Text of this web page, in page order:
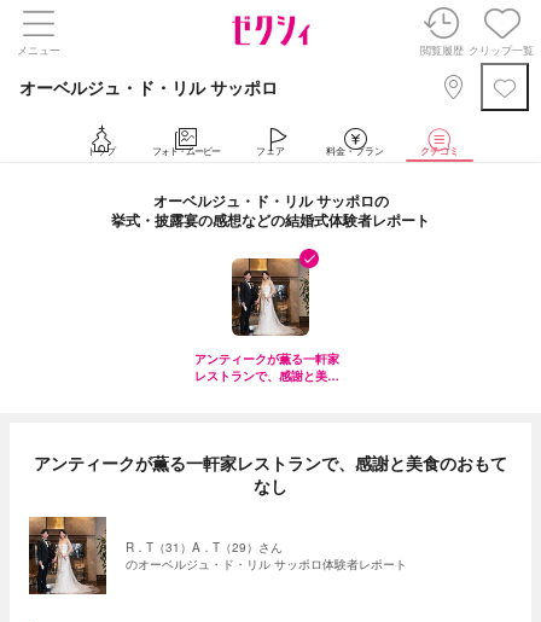
メニュー 閲覧履歴 クリップ一覧
オーベルジュ・ド・リル サッポロ
トップ フォト・ムービー フェア 料金・プラン クチコミ
オーベルジュ・ド・リル サッポロの
挙式・披露宴の感想などの結婚式体験者レポート
アンティークが薫る一軒家
レストランで、感謝と美食
アンティークが薫る一軒家レストランで、感謝と美食のおもて
なし
R．T（31）A．T（29）さん
のオーベルジュ・ド・リル サッポロ体験者レポート